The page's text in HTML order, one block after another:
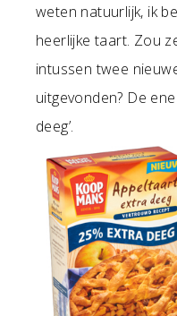
weten natuurlijk, ik
heerlijke taart. Zou
intussen twee
uitgevonden? De
deeg’.